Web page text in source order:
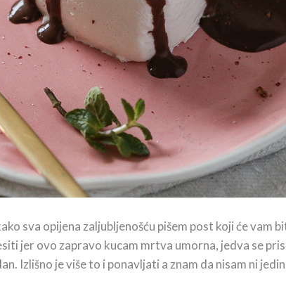
sva opijena zaljubljenošću pišem post koji će
jer ovo zapravo kucam mrtva umorna, jedva se
Izlišno je više to i ponavljati a znam da nisam ni